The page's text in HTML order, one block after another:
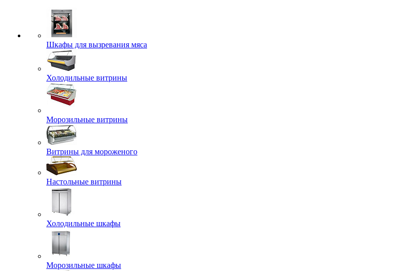
Шкафы для вызревания мяса
Холодильные витрины
Морозильные витрины
Витрины для мороженого
Настольные витрины
Холодильные шкафы
Морозильные шкафы